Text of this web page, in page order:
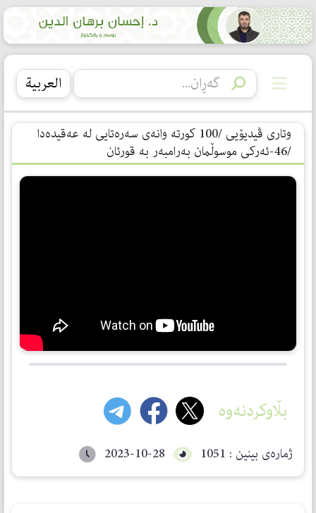
العربیة
وتاری ڤیدیۆیی /100 کورتە وانەی سەرەتایی لە عەقیدەدا
/46-ئەرکی موسوڵمان بەرامبەر بە قورئان
بڵاوکردنەوە
ژمارەی بینین : 1051 2023-10-28